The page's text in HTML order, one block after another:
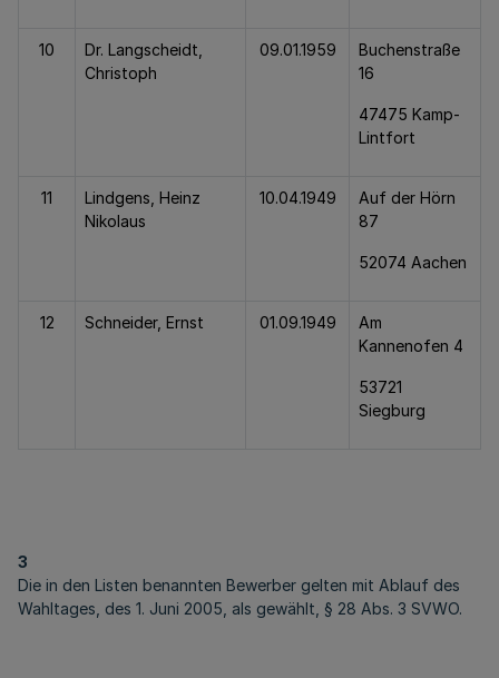
10
Dr. Langscheidt,
Christoph
09.01.1959
Buchenstraße
16
47475 Kamp-
Lintfort
11
Lindgens, Heinz
Nikolaus
10.04.1949
Auf der Hörn
87
52074 Aachen
12 Schneider, Ernst 01.09.1949
Am
Kannenofen 4
53721
Siegburg
3
Die in den Listen benannten Bewerber gelten mit Ablauf des
Wahltages, des 1. Juni 2005, als gewählt, § 28 Abs. 3 SVWO.